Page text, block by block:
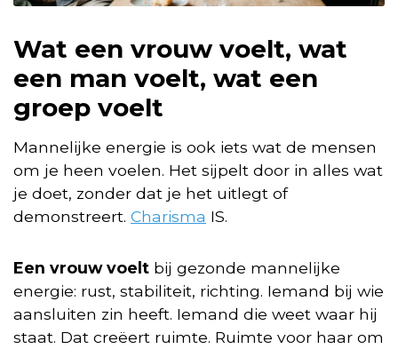
Wat een vrouw voelt, wat
een man voelt, wat een
groep voelt
Mannelijke energie is ook iets wat de mensen
om je heen voelen. Het sijpelt door in alles wat
je doet, zonder dat je het uitlegt of
demonstreert. Charisma IS.
Een vrouw voelt bij gezonde mannelijke
energie: rust, stabiliteit, richting. Iemand bij wie
aansluiten zin heeft. Iemand die weet waar hij
staat. Dat creëert ruimte. Ruimte voor haar om